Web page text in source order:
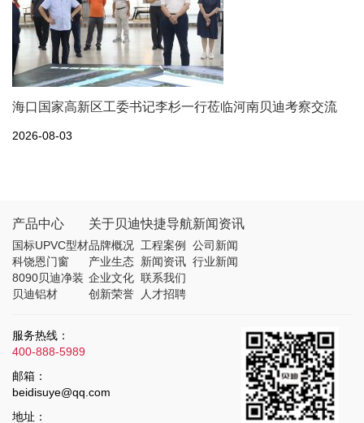
海口国家高新区工委书记李杉一行莅临河南贝迪考察交流
2026-08-03
产品中心
国标UPVC型材
科饶恩门窗
8090贝迪净装
贝迪铝材
关于贝迪
品牌概况
产业生态
企业文化
创新荣誉
快捷导航
工程案例
新闻资讯
联系我们
人才招聘
新闻资讯
公司新闻
行业新闻
服务热线：
400-888-5989
邮箱：
beidisuye@qq.com
地址：